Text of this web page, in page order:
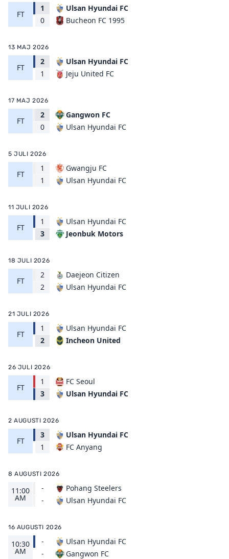
FT
1
0
Ulsan Hyundai FC
Bucheon FC 1995
13 MAJ 2026
FT
2
1
Ulsan Hyundai FC
Jeju United FC
17 MAJ 2026
FT
2
0
Gangwon FC
Ulsan Hyundai FC
5 JULI 2026
FT
1
1
Gwangju FC
Ulsan Hyundai FC
11 JULI 2026
FT
1
3
Ulsan Hyundai FC
Jeonbuk Motors
18 JULI 2026
FT
2
2
Daejeon Citizen
Ulsan Hyundai FC
21 JULI 2026
FT
1
2
Ulsan Hyundai FC
Incheon United
26 JULI 2026
FT
1
3
FC Seoul
Ulsan Hyundai FC
2 AUGUSTI 2026
FT
3
1
Ulsan Hyundai FC
FC Anyang
8 AUGUSTI 2026
11:00
AM
-
-
Pohang Steelers
Ulsan Hyundai FC
16 AUGUSTI 2026
10:30
AM
-
-
Ulsan Hyundai FC
Gangwon FC